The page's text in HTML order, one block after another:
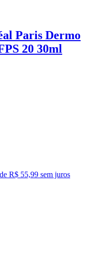
Paris Dermo
20 30ml
R$ 55,99 sem juros